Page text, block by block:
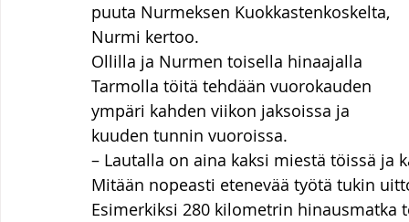
puuta Nurmeksen Kuokkastenkoskelta,
Nurmi kertoo.
Ollilla ja Nurmen toisella hinaajalla
Tarmolla töitä tehdään vuorokauden
ympäri kahden viikon jaksoissa ja
kuuden tunnin vuoroissa.
– Lautalla on aina kaksi miestä töissä ja
Mitään nopeasti etenevää työtä tukin
Esimerkiksi 280 kilometrin hinausmatka